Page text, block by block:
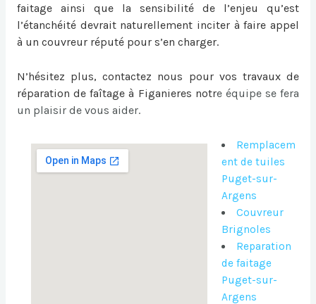
faitage ainsi que la sensibilité de l’enjeu qu’est
l’étanchéité devrait naturellement inciter à faire appel
à un couvreur réputé pour s’en charger.
N’hésitez plus, contactez nous pour vos travaux de
réparation de faîtage à Figanieres notre équipe se fera
un plaisir de vous aider.
Remplacem
ent de tuiles
Puget-sur-
Argens
Couvreur
Brignoles
Reparation
de faitage
Puget-sur-
Argens